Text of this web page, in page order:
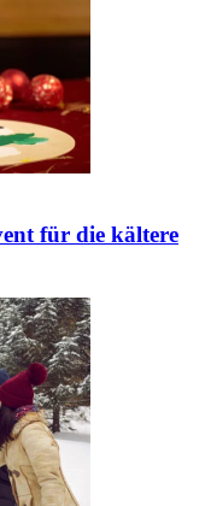
für die kältere